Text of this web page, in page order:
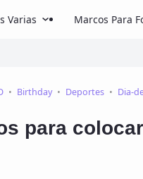
Varias Marcos Para
Birthday Deportes Dia-
para